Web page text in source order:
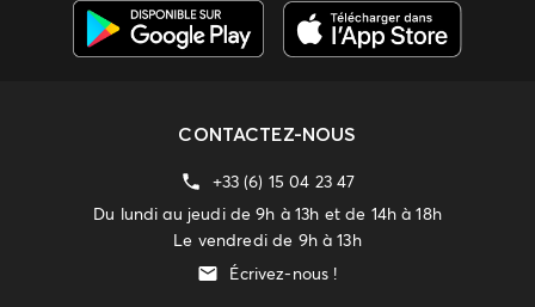
CONTACTEZ-NOUS
+33 (6) 15 04 23 47
Du lundi au jeudi de 9h à 13h et de 14h à 18h
Le vendredi de 9h à 13h
Écrivez-nous !